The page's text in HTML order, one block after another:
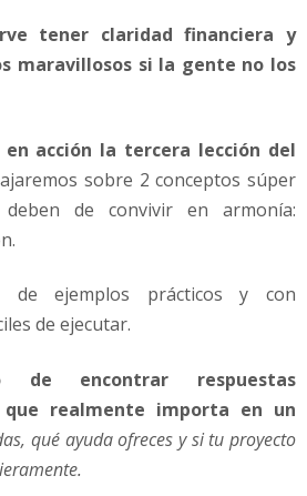
tener claridad financiera y
maravillosos si la gente no los
acción la tercera lección del
sobre 2 conceptos súper
de convivir en armonía:
de ejemplos prácticos y con
de ejecutar.
encontrar respuestas
realmente importa en un
qué ayuda ofreces y si tu proyecto